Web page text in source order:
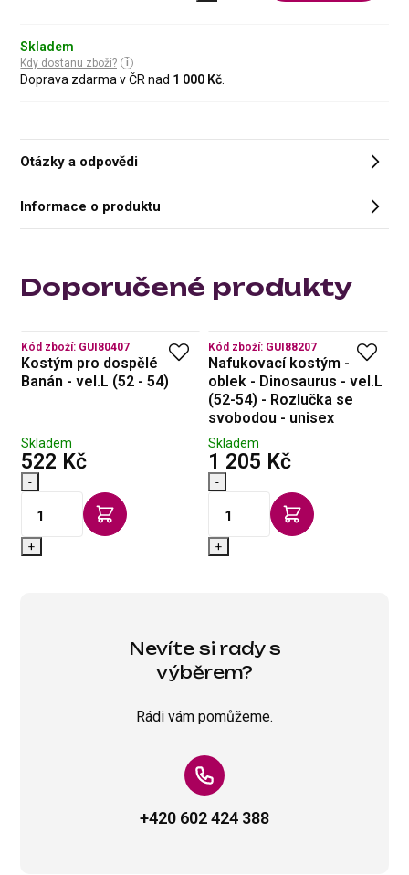
Skladem
Kdy dostanu zboží?
Doprava zdarma v ČR nad 1 000 Kč
Otázky a odpovědi
Informace o produktu
Doporučené produkty
Kód zboží: GUI80407
Kostým pro dospělé
Banán - vel.L (52 - 54)
Skladem
522 Kčs DPH
-
+
Kód zboží: GUI88207
Nafukovací kostým -
oblek - Dinosaurus - vel.L
(52-54) - Rozlučka se
svobodou - unisex
Skladem
1 205 Kčs DPH
-
+
Nevíte si rady s
výběrem?
Rádi vám pomůžeme.
+420 602 424 388